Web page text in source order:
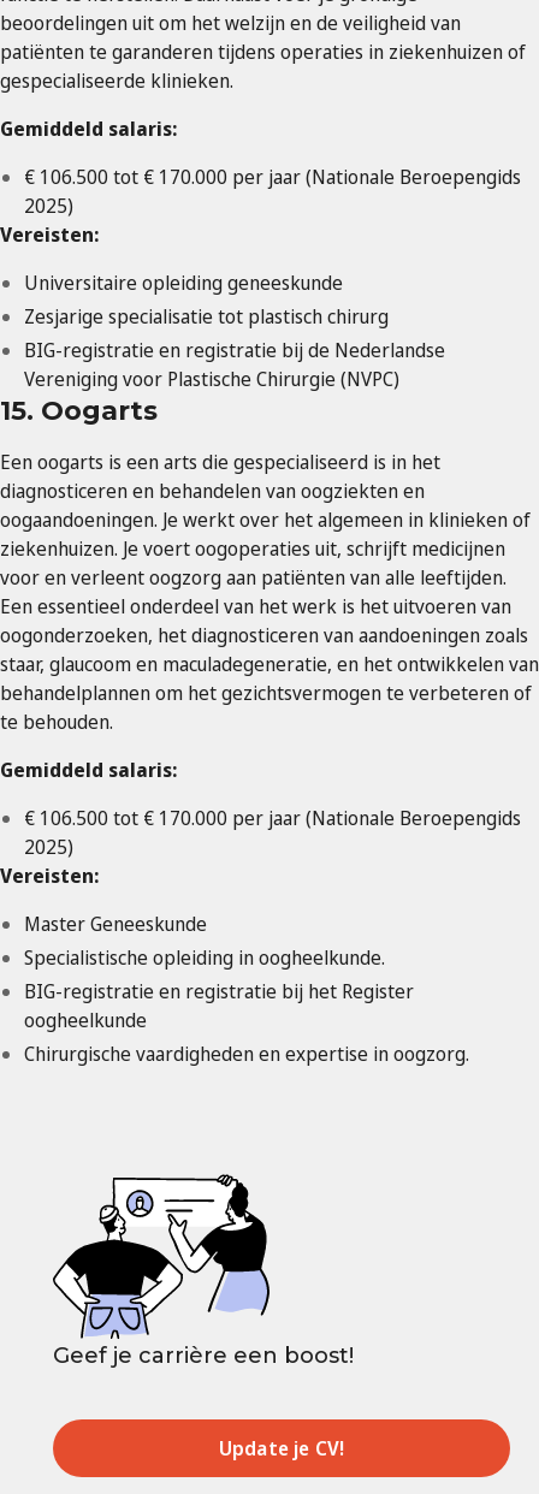
beoordelingen uit om het welzijn en de veiligheid van
patiënten te garanderen tijdens operaties in ziekenhuizen of
gespecialiseerde klinieken.
Gemiddeld salaris:
€ 106.500 tot € 170.000 per jaar (Nationale Beroepengids
2025)
Vereisten:
Universitaire opleiding geneeskunde
Zesjarige specialisatie tot plastisch chirurg
BIG-registratie en registratie bij de Nederlandse
Vereniging voor Plastische Chirurgie (NVPC)
15. Oogarts
Een oogarts is een arts die gespecialiseerd is in het
diagnosticeren en behandelen van oogziekten en
oogaandoeningen. Je werkt over het algemeen in klinieken of
ziekenhuizen. Je voert oogoperaties uit, schrijft medicijnen
voor en verleent oogzorg aan patiënten van alle leeftijden.
Een essentieel onderdeel van het werk is het uitvoeren van
oogonderzoeken, het diagnosticeren van aandoeningen zoals
staar, glaucoom en maculadegeneratie, en het ontwikkelen van
behandelplannen om het gezichtsvermogen te verbeteren of
te behouden.
Gemiddeld salaris:
€ 106.500 tot € 170.000 per jaar (Nationale Beroepengids
2025)
Vereisten:
Master Geneeskunde
Specialistische opleiding in oogheelkunde.
BIG-registratie en registratie bij het Register
oogheelkunde
Chirurgische vaardigheden en expertise in oogzorg.
Geef je carrière een boost!
Update je CV!